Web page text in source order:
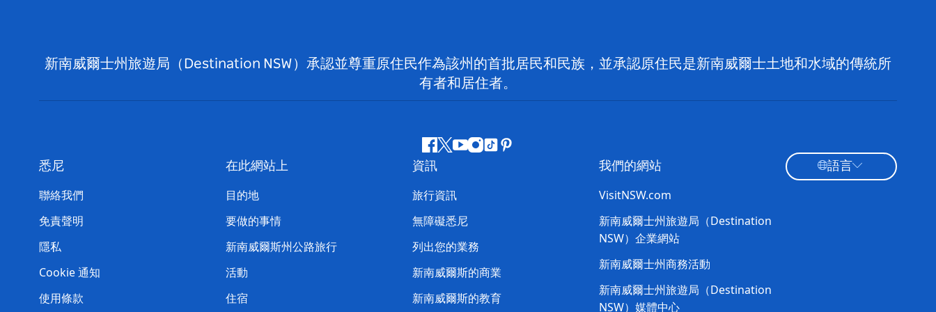
新南威爾士州旅遊局（Destination NSW）承認並尊重原住民作為該州的首批居民和民族，並承認原住民是新南威爾士土地和水域的傳統所
有者和居住者。
Facebook
嘰
喳
喳
Youtube
Instagram
抖 Pinterest
悉尼
聯絡我們
免責聲明
隱私
Cookie 通知
使用條款
在此網站上
目的地
要做的事情
新南威爾斯州公路旅行
活動
住宿
資訊
旅行資訊
無障礙悉尼
列出您的業務
新南威爾斯的商業
新南威爾斯的教育
我們的網站
VisitNSW.com
新南威爾士州旅遊局（Destination
NSW）企業網站​
新南威爾士州商務活動
新南威爾士州旅遊局（Destination
NSW）媒體中心
語言